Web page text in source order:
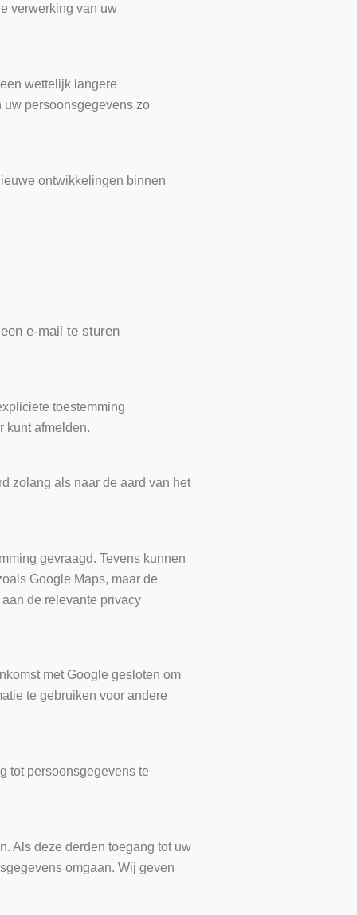
verwerking van uw
wettelijk langere
persoonsgegevens zo
ontwikkelingen binnen
e-mail te sturen
toestemming
kunt afmelden.
zolang als naar de aard van het
gevraagd. Tevens kunnen
Google Maps, maar de
de relevante privacy
met Google gesloten om
te gebruiken voor andere
tot persoonsgegevens te
Als deze derden toegang tot uw
omgaan. Wij geven